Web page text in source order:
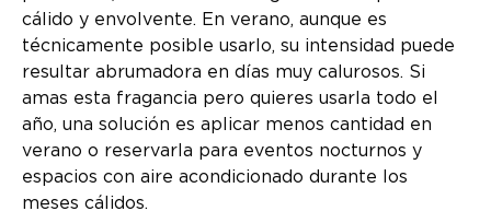
cálido y envolvente. En verano, aunque es
técnicamente posible usarlo, su intensidad puede
resultar abrumadora en días muy calurosos. Si
amas esta fragancia pero quieres usarla todo el
año, una solución es aplicar menos cantidad en
verano o reservarla para eventos nocturnos y
espacios con aire acondicionado durante los
meses cálidos.